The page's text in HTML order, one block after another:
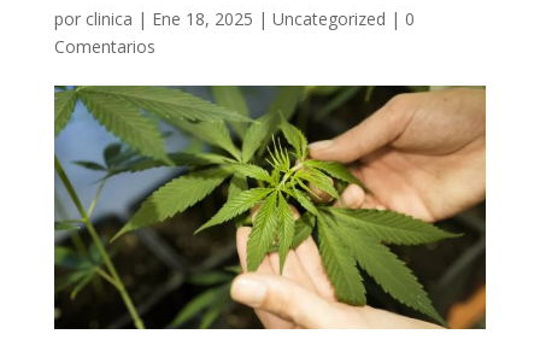
por clinica | Ene 18, 2025 | Uncategorized | 0
Comentarios